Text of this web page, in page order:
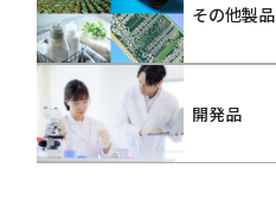
その他製品
開発品